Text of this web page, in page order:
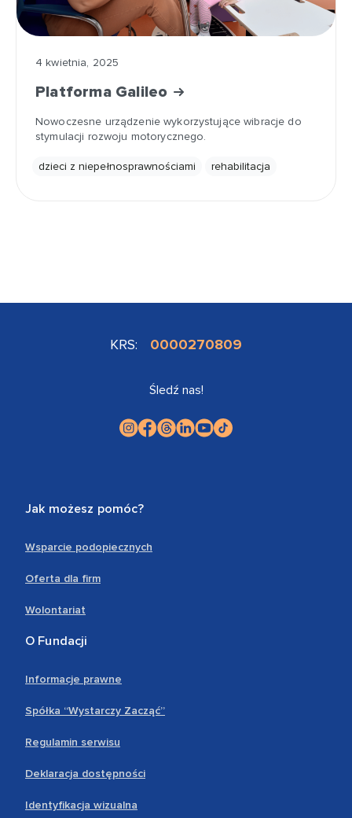
4 kwietnia, 2025
Platforma Galileo
Nowoczesne urządzenie wykorzystujące wibracje do
stymulacji rozwoju motorycznego.
dzieci z niepełnosprawnościami rehabilitacja
KRS: 0000270809
Śledź nas!
Jak możesz pomóc?
Wsparcie podopiecznych
Oferta dla firm
Wolontariat
O Fundacji
Informacje prawne
Spółka “Wystarczy Zacząć”
Regulamin serwisu
Deklaracja dostępności
Identyfikacja wizualna